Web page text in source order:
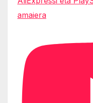
amaiera